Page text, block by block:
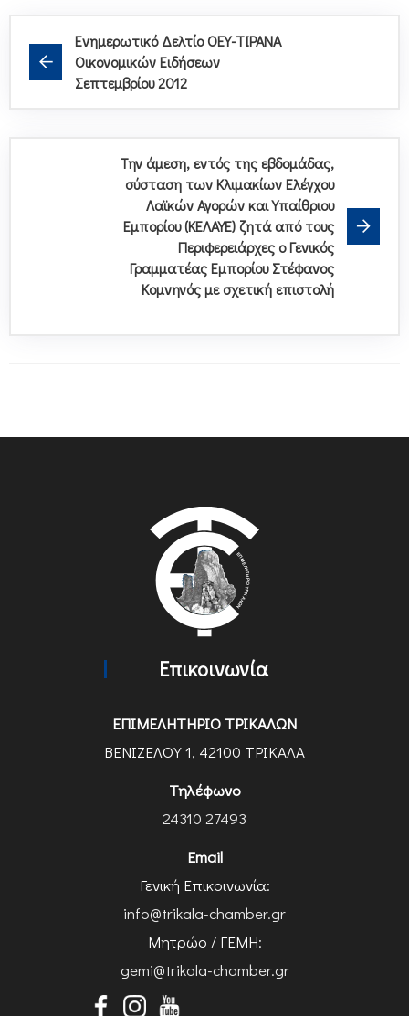
Ενημερωτικό Δελτίο ΟΕΥ-ΤΙΡΑΝΑ
Οικονομικών Ειδήσεων
Σεπτεμβρίου 2012
Την άμεση, εντός της εβδομάδας,
σύσταση των Κλιμακίων Ελέγχου
Λαϊκών Αγορών και Υπαίθριου
Εμπορίου (ΚΕΛΑΥΕ) ζητά από τους
Περιφερειάρχες ο Γενικός
Γραμματέας Εμπορίου Στέφανος
Κομνηνός με σχετική επιστολή
Επικοινωνία
ΕΠΙΜΕΛΗΤΗΡΙΟ ΤΡΙΚΑΛΩΝ
ΒΕΝΙΖΕΛΟΥ 1, 42100 ΤΡΙΚΑΛΑ
Τηλέφωνο
24310 27493
Email
Γενική Επικοινωνία:
info@trikala-chamber.gr
Μητρώο / ΓΕΜΗ:
gemi@trikala-chamber.gr